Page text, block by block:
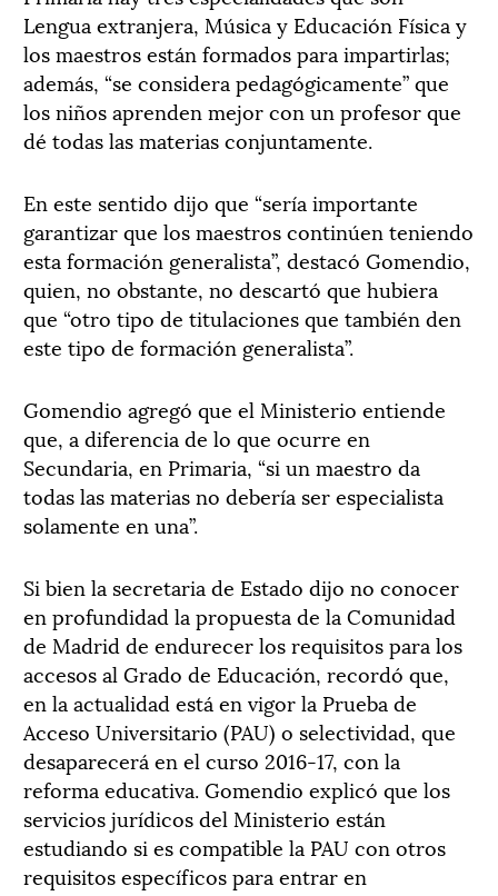
Lengua extranjera, Música y Educación Física y
los maestros están formados para impartirlas;
además, “se considera pedagógicamente” que
los niños aprenden mejor con un profesor que
dé todas las materias conjuntamente.
En este sentido dijo que “sería importante
garantizar que los maestros continúen teniendo
esta formación generalista”, destacó Gomendio,
quien, no obstante, no descartó que hubiera
que “otro tipo de titulaciones que también den
este tipo de formación generalista”.
Gomendio agregó que el Ministerio entiende
que, a diferencia de lo que ocurre en
Secundaria, en Primaria, “si un maestro da
todas las materias no debería ser especialista
solamente en una”.
Si bien la secretaria de Estado dijo no conocer
en profundidad la propuesta de la Comunidad
de Madrid de endurecer los requisitos para los
accesos al Grado de Educación, recordó que,
en la actualidad está en vigor la Prueba de
Acceso Universitario (PAU) o selectividad, que
desaparecerá en el curso 2016-17, con la
reforma educativa. Gomendio explicó que los
servicios jurídicos del Ministerio están
estudiando si es compatible la PAU con otros
requisitos específicos para entrar en